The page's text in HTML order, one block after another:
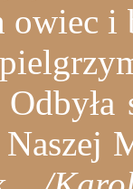
owiec i